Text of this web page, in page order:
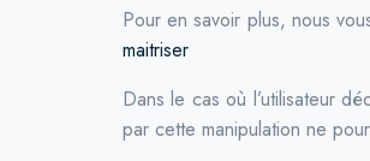
Pour en savoir plus, nous
maitriser
Dans le cas où l’utilisateur
par cette manipulation ne